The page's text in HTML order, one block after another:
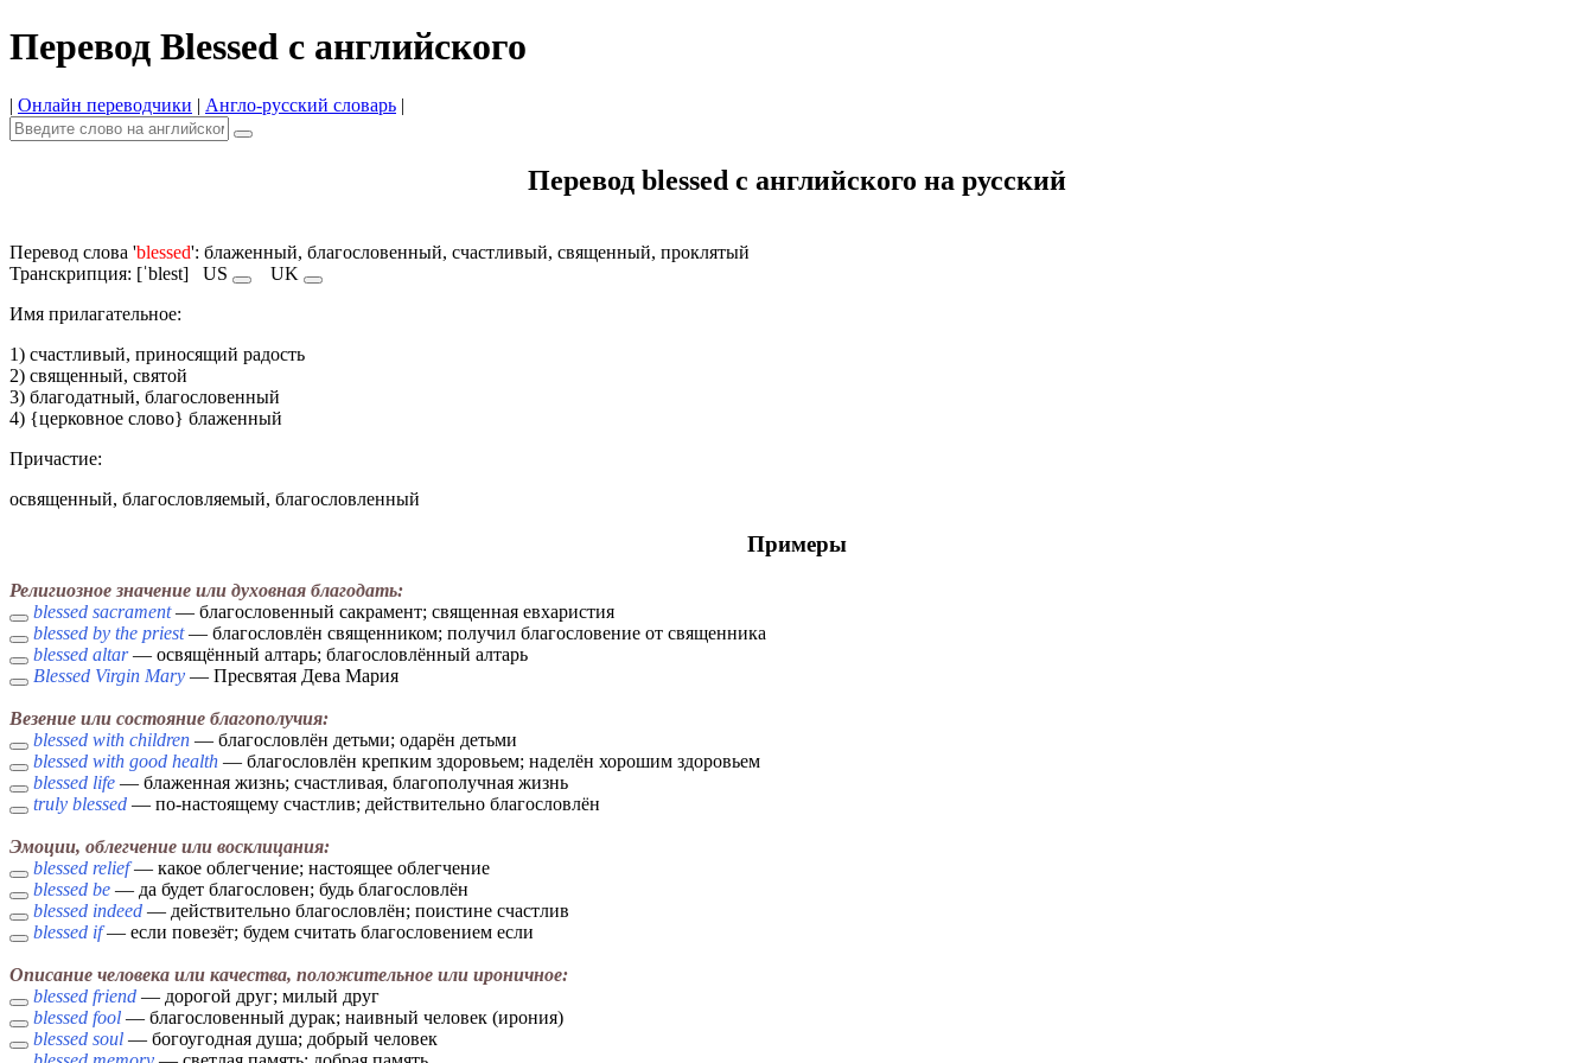
Перевод Blessed с английского
| Онлайн переводчики | Англо-русский словарь |
Перевод blessed с английского на русский
Перевод слова 'blessed': блаженный, благословенный, счастливый, священный, проклятый
Транскрипция: [ˈblest] US
UK
Имя прилагательное:
1) счастливый, приносящий радость
2) священный, святой
3) благодатный, благословенный
4) {церковное слово} блаженный
Причастие:
освященный, благословляемый, благословленный
Примеры
Религиозное значение или духовная благодать:
blessed sacrament— благословенный сакрамент; священная евхаристия
blessed by the priest— благословлён священником; получил благословение от священника
blessed altar— освящённый алтарь; благословлённый алтарь
Blessed Virgin Mary — Пресвятая Дева Мария
Везение или состояние благополучия:
blessed with children — благословлён детьми; одарён детьми
blessed with good health — благословлён крепким здоровьем; наделён хорошим здоровьем
blessed life — блаженная жизнь; счастливая, благополучная жизнь
truly blessed — по-настоящему счастлив; действительно благословлён
Эмоции, облегчение или восклицания:
blessed relief— какое облегчение; настоящее облегчение
blessed be — да будет благословен; будь благословлён
blessed indeed — действительно благословлён; поистине счастлив
blessed if— если повезёт; будем считать благословением если
Описание человека или качества, положительное или ироничное:
blessed friend — дорогой друг; милый друг
blessed fool — благословенный дурак; наивный человек (ирония)
blessed soul — богоугодная душа; добрый человек